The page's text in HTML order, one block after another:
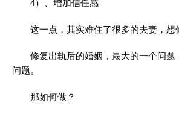
4）、增加信任感
这一点，其实难住了很多的夫妻，想
修复出轨后的婚姻，最大的一个问题
问题。
那如何做？